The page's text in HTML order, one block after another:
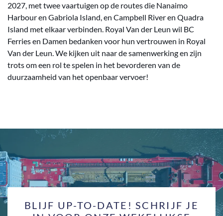
2027, met twee vaartuigen op de routes die Nanaimo
Harbour en Gabriola Island, en Campbell River en Quadra
Island met elkaar verbinden. Royal Van der Leun wil BC
Ferries en Damen bedanken voor hun vertrouwen in Royal
Van der Leun. We kijken uit naar de samenwerking en zijn
trots om een rol te spelen in het bevorderen van de
duurzaamheid van het openbaar vervoer!
BLIJF UP-TO-DATE! SCHRIJF JE